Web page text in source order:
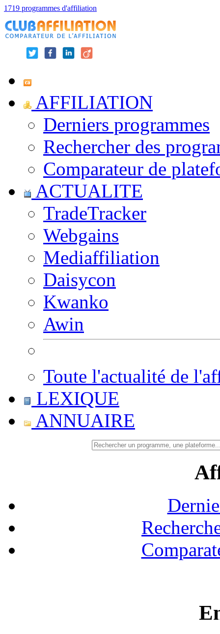
1719 programmes d'affiliation
AFFILIATION
Derniers programmes
Rechercher des
Comparateur de
ACTUALITE
TradeTracker
Webgains
Mediaffiliation
Daisycon
Kwanko
Awin
Toute l'actualité de
LEXIQUE
ANNUAIRE